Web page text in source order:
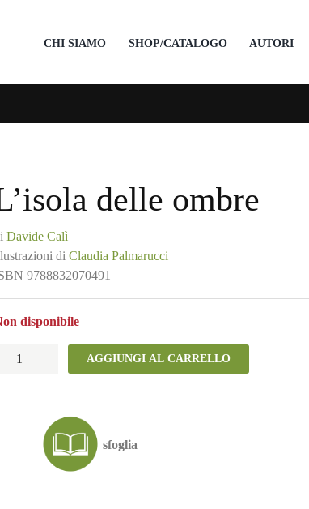
CHI SIAMO SHOP/CATALOGO AUTORI
delle ombre
Davide Calì
di Claudia Palmarucci
9788832070491
disponibile
L'isola
AGGIUNGI AL CARRELLO
sfoglia